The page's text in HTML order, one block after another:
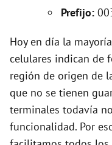
Prefijo:
Hoy en día la
celulares indican de
región de origen de
que no se tienen
terminales todavía
funcionalidad. Por